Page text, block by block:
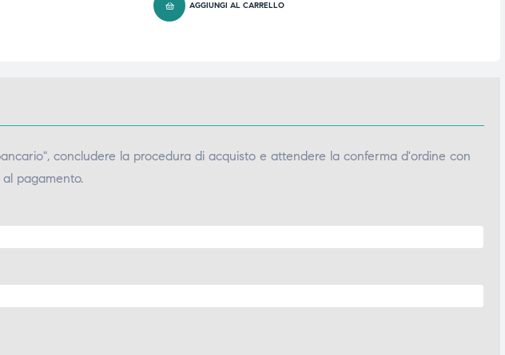
AGGIUNGI AL CARRELLO
concludere la procedura di acquisto e attendere la conferma d'ordine con
pagamento.